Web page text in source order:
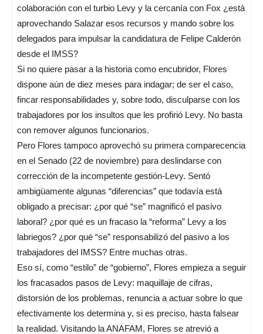
colaboración con el turbio Levy y la cercanía con Fox ¿está
aprovechando Salazar esos recursos y mando sobre los
delegados para impulsar la candidatura de Felipe Calderón
desde el IMSS?
Si no quiere pasar a la historia como encubridor, Flores
dispone aún de diez meses para indagar; de ser el caso,
fincar responsabilidades y, sobre todo, disculparse con los
trabajadores por los insultos que les profirió Levy. No basta
con remover algunos funcionarios.
Pero Flores tampoco aprovechó su primera comparecencia
en el Senado (22 de noviembre) para deslindarse con
corrección de la incompetente gestión-Levy. Sentó
ambigüamente algunas “diferencias” que todavía está
obligado a precisar: ¿por qué “se” magnificó el pasivo
laboral? ¿por qué es un fracaso la “reforma” Levy a los
labriegos? ¿por qué “se” responsabilizó del pasivo a los
trabajadores del IMSS? Entre muchas otras.
Eso sí, como “estilo” de “gobierno”, Flores empieza a seguir
los fracasados pasos de Levy: maquillaje de cifras,
distorsión de los problemas, renuncia a actuar sobre lo que
efectivamente los determina y, si es preciso, hasta falsear
la realidad. Visitando la ANAFAM, Flores se atrevió a